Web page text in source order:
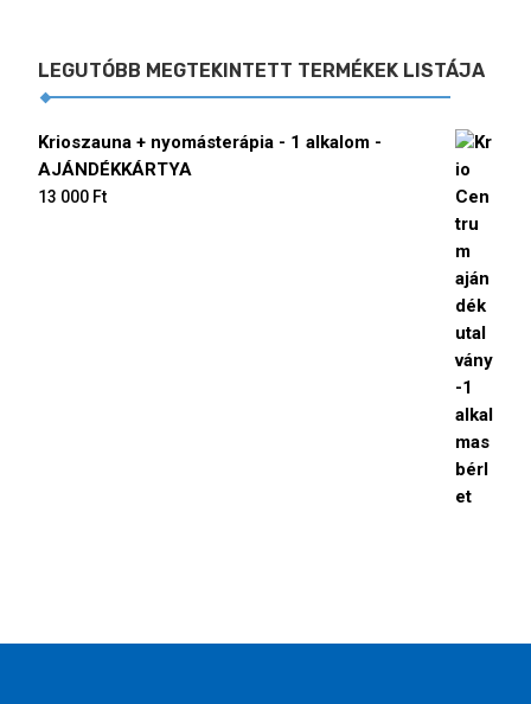
LEGUTÓBB MEGTEKINTETT TERMÉKEK LISTÁJA
Krioszauna + nyomásterápia - 1 alkalom -
AJÁNDÉKKÁRTYA
13 000 Ft